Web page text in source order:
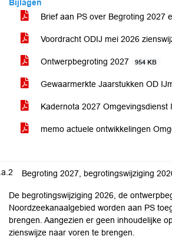
Bijlagen
Brief aan PS over Begroting 2027
Voordracht ODIJ mei 2026
Ontwerpbegroting 2027 954 KB
Gewaarmerkte Jaarstukken OD
Kadernota 2027 Omgevingsdienst
memo actuele ontwikkelingen
Begroting 2027, begrotingswijziging
De begrotingswijziging 2026, de
Noordzeekanaalgebied worden aan PS
brengen. Aangezien er geen inhoudelijke
zienswijze naar voren te brengen.